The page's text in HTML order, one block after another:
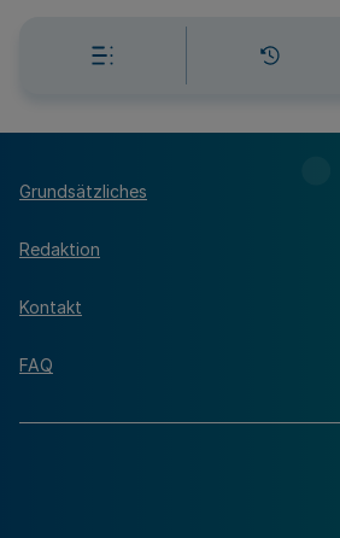
Grundsätzliches
Redaktion
Kontakt
FAQ